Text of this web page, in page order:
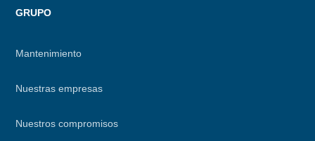
GRUPO
Mantenimiento
Nuestras empresas
Nuestros compromisos